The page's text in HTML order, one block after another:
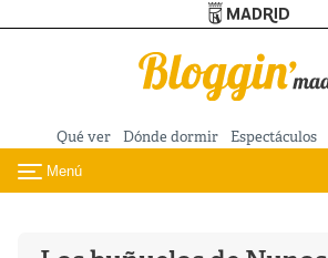
Pasar al contenido principal
Qué ver Dónde dormir Espectáculos
Toggle navigation
Menú